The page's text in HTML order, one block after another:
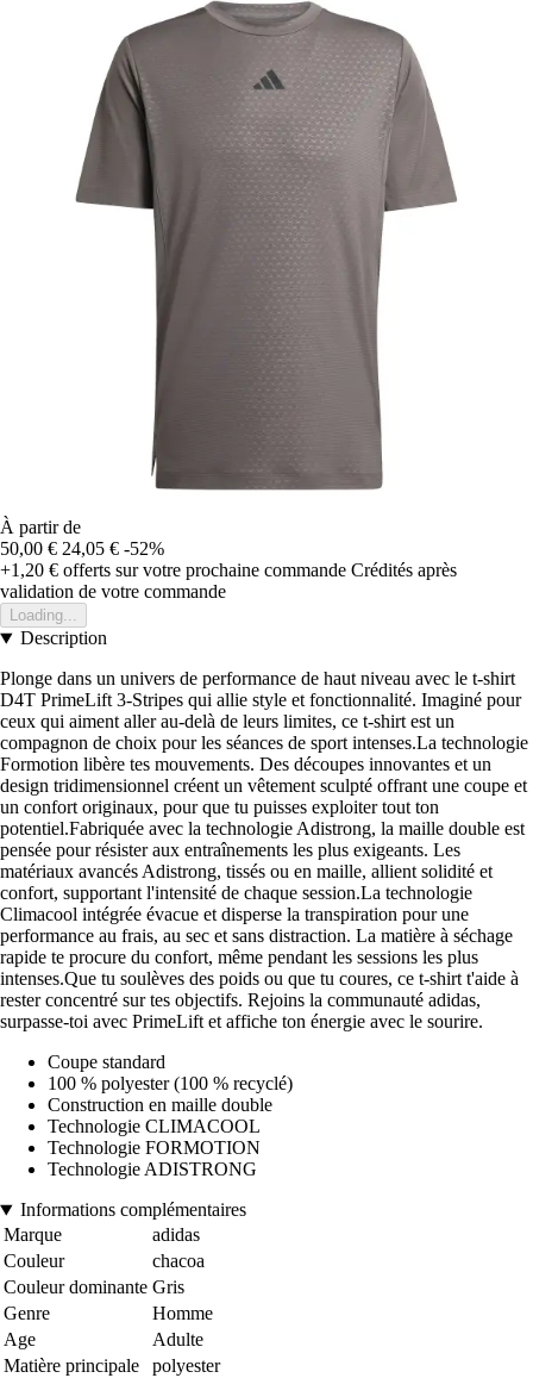
À partir de
50,00 € 24,05 € -52%
+1,20 € offerts sur votre prochaine commande Crédités après
validation de votre commande
Loading...
Description
Plonge dans un univers de performance de haut niveau avec le t-shirt
D4T PrimeLift 3-Stripes qui allie style et fonctionnalité. Imaginé pour
ceux qui aiment aller au-delà de leurs limites, ce t-shirt est un
compagnon de choix pour les séances de sport intenses.La technologie
Formotion libère tes mouvements. Des découpes innovantes et un
design tridimensionnel créent un vêtement sculpté offrant une coupe et
un confort originaux, pour que tu puisses exploiter tout ton
potentiel.Fabriquée avec la technologie Adistrong, la maille double est
pensée pour résister aux entraînements les plus exigeants. Les
matériaux avancés Adistrong, tissés ou en maille, allient solidité et
confort, supportant l'intensité de chaque session.La technologie
Climacool intégrée évacue et disperse la transpiration pour une
performance au frais, au sec et sans distraction. La matière à séchage
rapide te procure du confort, même pendant les sessions les plus
intenses.Que tu soulèves des poids ou que tu coures, ce t-shirt t'aide à
rester concentré sur tes objectifs. Rejoins la communauté adidas,
surpasse-toi avec PrimeLift et affiche ton énergie avec le sourire.
Coupe standard
100 % polyester (100 % recyclé)
Construction en maille double
Technologie CLIMACOOL
Technologie FORMOTION
Technologie ADISTRONG
Informations complémentaires
Marque
adidas
Couleur
chacoa
Couleur dominante Gris
Genre
Homme
Age
Adulte
Matière principale
polyester